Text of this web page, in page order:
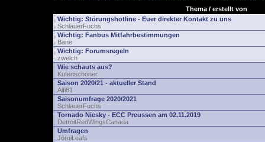
Thema / erstellt von
Wichtig: Störungshotline - Euer direkter Kontakt zu uns
SchlauerFuchs
Wichtig: Fanbus Mitfahrbestimmungen
Bane
Wichtig: Forumsregeln
zwelch
Wie schauts aus?
Kufenschoner
Saison 2020/21 - aktueller Stand
Alfi81
Saisonumfrage 2020/2021
SchlauerFuchs
Tornado Niesky - ECC Preussen am 02.11.2019
DetroitRedWingsCanada
Umfragen
JörgiLeafs